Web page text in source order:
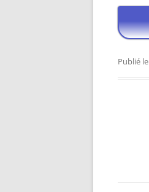
Publié le